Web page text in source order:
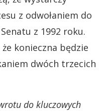
z odwołaniem do
z 1992 roku.
konieczna będzie
dwóch trzecich
do kluczowych